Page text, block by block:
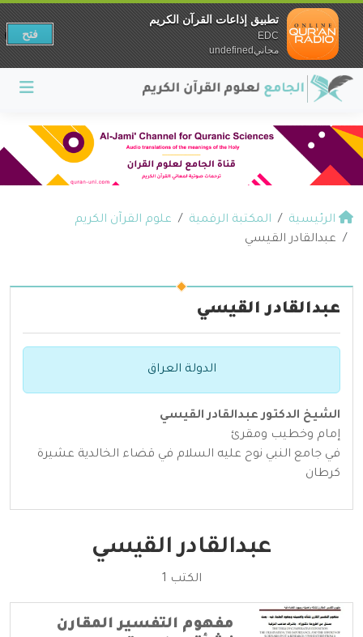
الرئيسية المكتبة الرقمية
علوم القرآن الكريم
عبدالقادر القيسي
عبدالقادر القيسي
الدولة العراق
الشيخ الدكتور عبدالقادر القيسي
إمام وخطيب ومقرئ
في جامع النبي نوح عليه السلام في قضاء الخالدية عشيرة
كرطان
عبدالقادر القيسي
الكتب 1
مفهوم التفسير المقارن
تطبيق إذاعات القرآن الكريم
EDC
مجانيundefined
فتح